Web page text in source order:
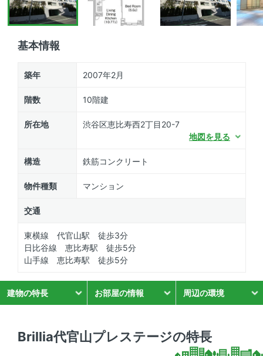
基本情報
築年 2007年2月
階数 10階建
所在地
渋谷区恵比寿西2丁目20-7
地図を見る
構造 鉄筋コンクリート
物件種類 マンション
交通
東横線 代官山駅 徒歩3分
日比谷線 恵比寿駅 徒歩5分
山手線 恵比寿駅 徒歩5分
建物の特長 お部屋の情報 周辺の環境
Brillia代官山プレステージの特長